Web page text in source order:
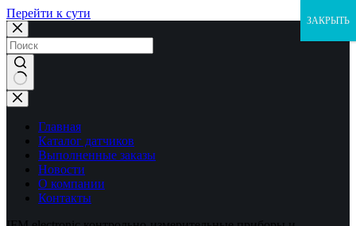
Перейти к сути
Ничего
не
найденоГлавная
Каталог датчиков
Выполненные заказы
Новости
О компании
Контакты
ЗАКРЫТЬ